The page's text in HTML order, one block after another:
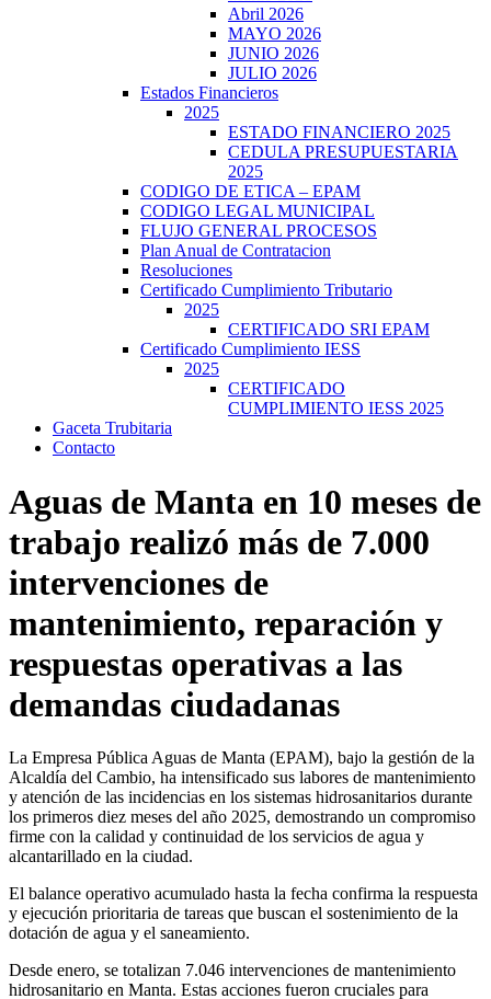
Abril 2026
MAYO 2026
JUNIO 2026
JULIO 2026
Estados Financieros
2025
ESTADO FINANCIERO 2025
CEDULA PRESUPUESTARIA
2025
CODIGO DE ETICA – EPAM
CODIGO LEGAL MUNICIPAL
FLUJO GENERAL PROCESOS
Plan Anual de Contratacion
Resoluciones
Certificado Cumplimiento Tributario
2025
CERTIFICADO SRI EPAM
Certificado Cumplimiento IESS
2025
CERTIFICADO
CUMPLIMIENTO IESS 2025
Gaceta Trubitaria
Contacto
Aguas de Manta en 10 meses de
trabajo realizó más de 7.000
intervenciones de
mantenimiento, reparación y
respuestas operativas a las
demandas ciudadanas
La Empresa Pública Aguas de Manta (EPAM), bajo la gestión de la
Alcaldía del Cambio, ha intensificado sus labores de mantenimiento
y atención de las incidencias en los sistemas hidrosanitarios durante
los primeros diez meses del año 2025, demostrando un compromiso
firme con la calidad y continuidad de los servicios de agua y
alcantarillado en la ciudad.
El balance operativo acumulado hasta la fecha confirma la respuesta
y ejecución prioritaria de tareas que buscan el sostenimiento de la
dotación de agua y el saneamiento.
Desde enero, se totalizan 7.046 intervenciones de mantenimiento
hidrosanitario en Manta. Estas acciones fueron cruciales para